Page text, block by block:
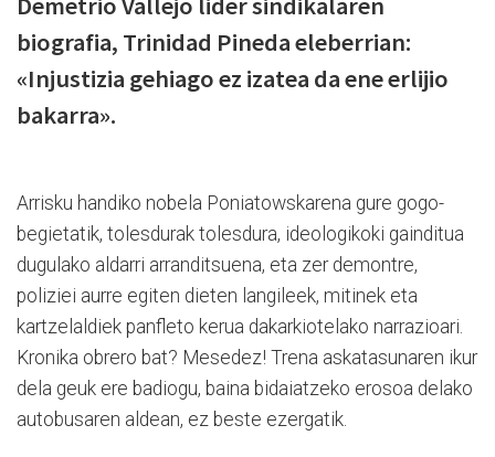
biografia, Trinidad Pineda eleberrian:
«Injustizia gehiago ez izatea da ene erlijio
bakarra».
Arrisku handiko nobela Poniatowskarena gure gogo-
begietatik, tolesdurak tolesdura, ideologikoki gainditua
dugulako aldarri arranditsuena, eta zer demontre,
poliziei aurre egiten dieten langileek, mitinek eta
kartzelaldiek panfleto kerua dakarkiotelako narrazioari.
Kronika obrero bat? Mesedez! Trena askatasunaren ikur
dela geuk ere badiogu, baina bidaiatzeko erosoa delako
autobusaren aldean, ez beste ezergatik.